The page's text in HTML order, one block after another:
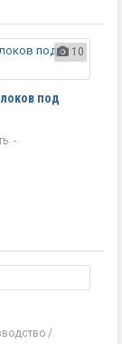
10
под
-
/